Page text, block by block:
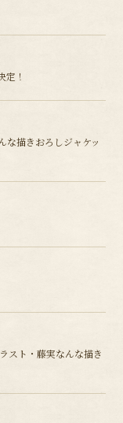
！
描きおろしジャケッ
スト・藤実なんな描き